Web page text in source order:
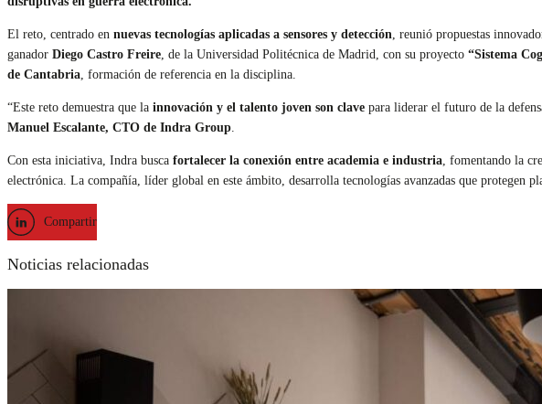
El reto, centrado en nuevas tecnologías aplicadas a sensores y detección , reunió propuestas
ganador Diego Castro Freire , de la Universidad Politécnica de Madrid, con su proyecto “Sistema
de Cantabria , formación de referencia en la disciplina.
“Este reto demuestra que la innovación y el talento joven son clave para liderar el futuro de la
Manuel Escalante, CTO de Indra Group
Con esta iniciativa, Indra busca fortalecer la conexión entre academia e industria , fomentando la
electrónica. La compañía, líder global en este ámbito, desarrolla tecnologías avanzadas que protegen
Compartir
Noticias relacionadas